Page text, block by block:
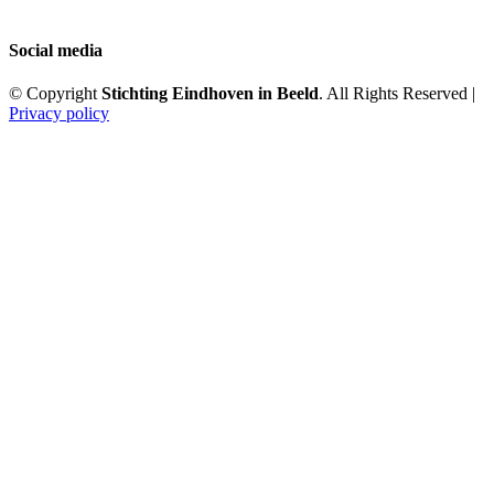
Social media
© Copyright Stichting Eindhoven in Beeld. All Rights Reserved |
Privacy policy